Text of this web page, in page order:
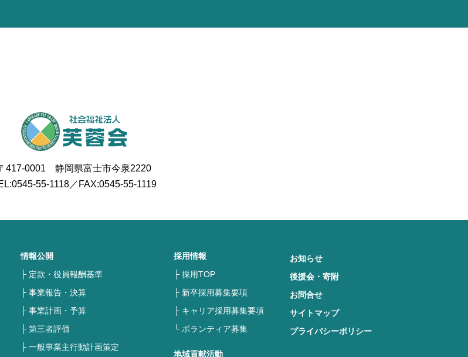
417-0001 静岡県富士市今泉2220
0545-55-1118／FAX:0545-55-1119
情報公開
定款・役員報酬基準
事業報告・決算
事業計画・予算
第三者評価
一般事業主行動計画策定
採用情報
採用TOP
新卒採用募集要項
キャリア採用募集要項
ボランティア募集
地域貢献活動
お知らせ
後援会・寄附
お問合せ
サイトマップ
プライバシーポリシー